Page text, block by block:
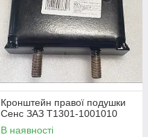
Кронштейн правої подушки
Сенс ЗАЗ Т1301-1001010
В наявності